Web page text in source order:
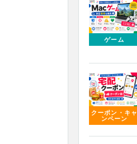
ゲーム
クーポン・キャ
ンペーン